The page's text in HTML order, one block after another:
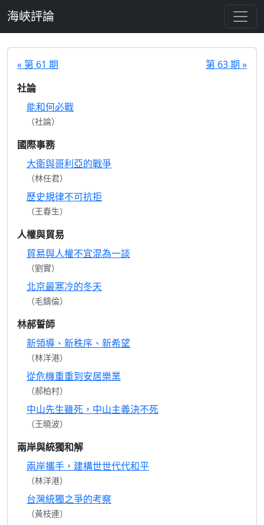
海峽評論
« 第 61 期
第 63 期 »
社論
能和何必戰
（社論）
國際事務
大衛與哥利亞的戰爭
（林任君）
歷史規律不可抗拒
（王春生）
人權與貿易
貿易與人權不宜混為一談
（劉實）
北京最寒冷的冬天
（毛鑄倫）
林郝誓師
新領導、新秩序、新希望
（林洋港）
從危機重重到安居樂業
（郝柏村）
中山先生雖死，中山主義決不死
（王曉波）
兩岸與統獨和解
兩岸攜手，建構世世代代和平
（林洋港）
台灣統獨之爭的考察
（黃枝連）